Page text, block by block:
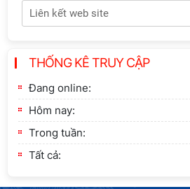
Hội thảo khoa học quốc tế “Không
gian phát triển Việt Nam trong kỷ
và lựa chọn chính sách” sẽ diễn ra
vào thứ ba, ngày 28/7/2026
Tọa đàm Giao lưu chuyên đề về
những kinh nghiệm quan trọng của
Đảng Cộng sản Trung Quốc và Đảng
Cộng sản Việt Nam trong lãnh đạo
THỐNG KÊ TRUY CẬP
Đang online:
Hôm nay:
Trong tuần:
Tất cả: